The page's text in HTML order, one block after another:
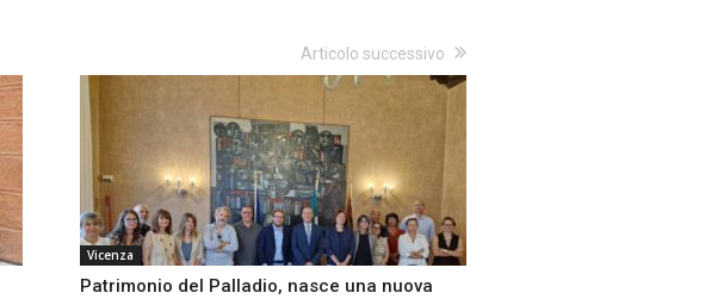
Articolo successivo
Vicenza
Patrimonio del Palladio, nasce una nuova